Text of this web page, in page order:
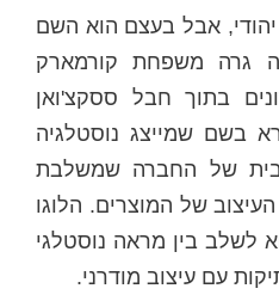
אבל בעצם הוא השם
גרה משפחת קורמארק
בתוך חבל ססקצ'ואן
בשם שמייצג נוסטלגיה
של החברה שמשלבת
של המוצרים. הלוגו
לשלב בין מראה נוסטלגי
עם עיצוב מודרני.